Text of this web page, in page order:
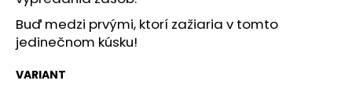
Buď medzi prvými, ktorí zažiaria v tomto
jedinečnom kúsku!
VARIANT